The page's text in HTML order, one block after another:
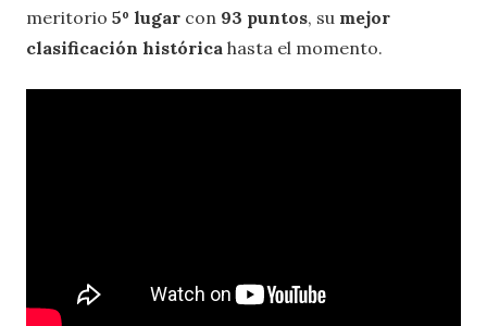
meritorio 5º lugar con 93 puntos, su mejor
clasificación histórica hasta el momento.